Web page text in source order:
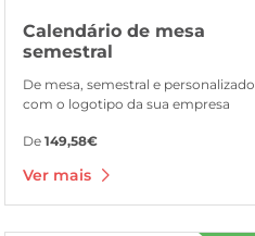
Calendário de mesa
semestral
De mesa, semestral e personalizado
com o logotipo da sua empresa
De 149,58€
Ver mais